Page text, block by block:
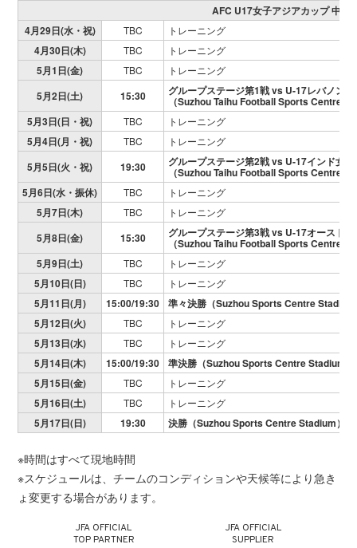
AFC U17女子アジアカップ 中国
4月29日(水・祝)
TBC トレーニング
4月30日(木) TBC トレーニング
5月1日(金) TBC トレーニング
5月2日(土) 15:30 グループステージ第1戦 vs U-17レバノン
（Suzhou Taihu Football Sports Centre
5月3日(日・祝)
TBC トレーニング
5月4日(月・祝) TBC トレーニング
5月5日(火・祝) 19:30 グループステージ第2戦 vs U-17インド女
（Suzhou Taihu Football Sports Centre
5月6日(水・振休)
TBC トレーニング
5月7日(木) TBC トレーニング
5月8日(金) 15:30 グループステージ第3戦 vs U-17オースト
（Suzhou Taihu Football Sports Centre
5月9日(土)
TBC トレーニング
5月10日(日) TBC トレーニング
5月11日(月) 15:00/19:30
準々決勝（Suzhou Sports Centre
5月12日(火)
TBC トレーニング
5月13日(水) TBC トレーニング
5月14日(木) 15:00/19:30
準決勝（Suzhou Sports Centre Stadium）
5月15日(金)
TBC トレーニング
5月16日(土) TBC トレーニング
5月17日(日) 19:30 決勝（Suzhou Sports Centre Stadium）
※時間はすべて現地時間
※スケジュールは、チームのコンディションや天候等により急き
ょ変更する場合があります。
JFA OFFICIAL
TOP PARTNER
JFA OFFICIAL
SUPPLIER